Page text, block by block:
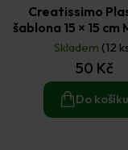
Creatissimo
šablona 15 × 15 cm
Skladem (12
50 Kč
Do košíku